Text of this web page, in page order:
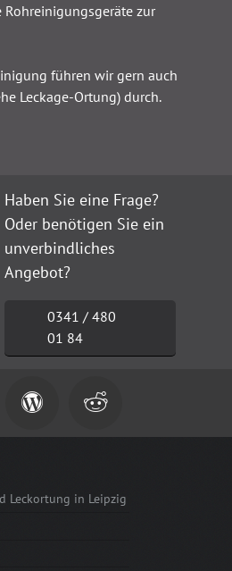
zur
führen wir gern auch
Leckage-Ortung) durch.
Haben Sie eine Frage?
Oder benötigen Sie ein
unverbindliches
Angebot?
0341 / 480
01 84
 
Leckortung in Leipzig